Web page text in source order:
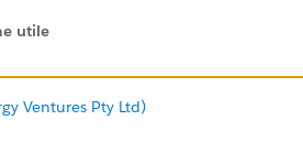
utile
Ventures Pty Ltd)